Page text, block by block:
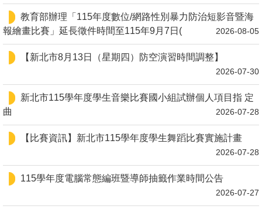
教育部辦理「115年度數位/網路性別暴力防治短影音暨海
報繪畫比賽」延長徵件時間至115年9月7日(
2026-08-05
【新北市8月13日（星期四）防空演習時間調整】
2026-07-30
新北市115學年度學生音樂比賽國小組試辦個人項目指 定
曲
2026-07-28
【比賽資訊】新北市115學年度學生舞蹈比賽實施計畫
2026-07-28
115學年度電腦常態編班暨導師抽籤作業時間公告
2026-07-27